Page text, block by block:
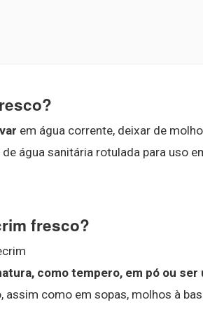
em água corrente, deixar de
água sanitária rotulada para uso
fresco?
como tempero, em pó ou ser
assim como em sopas, molhos à